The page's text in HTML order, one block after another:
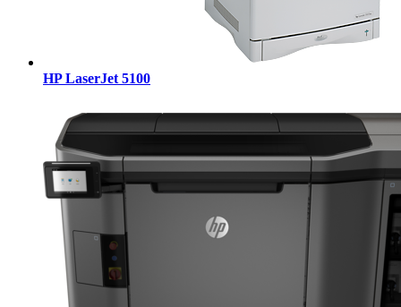
HP LaserJet 5100